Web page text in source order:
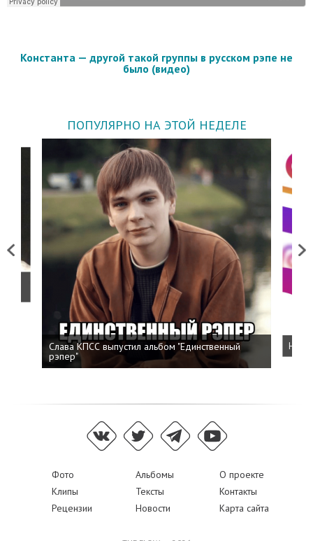
Константа — другой такой группы в русском рэпе не
было (видео)
ПОПУЛЯРНО НА ЭТОЙ НЕДЕЛЕ
Previous
Слава КПСС выпустил альбом "Единственный
рэпер"
Next
Фото Альбомы
О проекте
Клипы
Тексты
Контакты
Рецензии
Новости Карта сайта